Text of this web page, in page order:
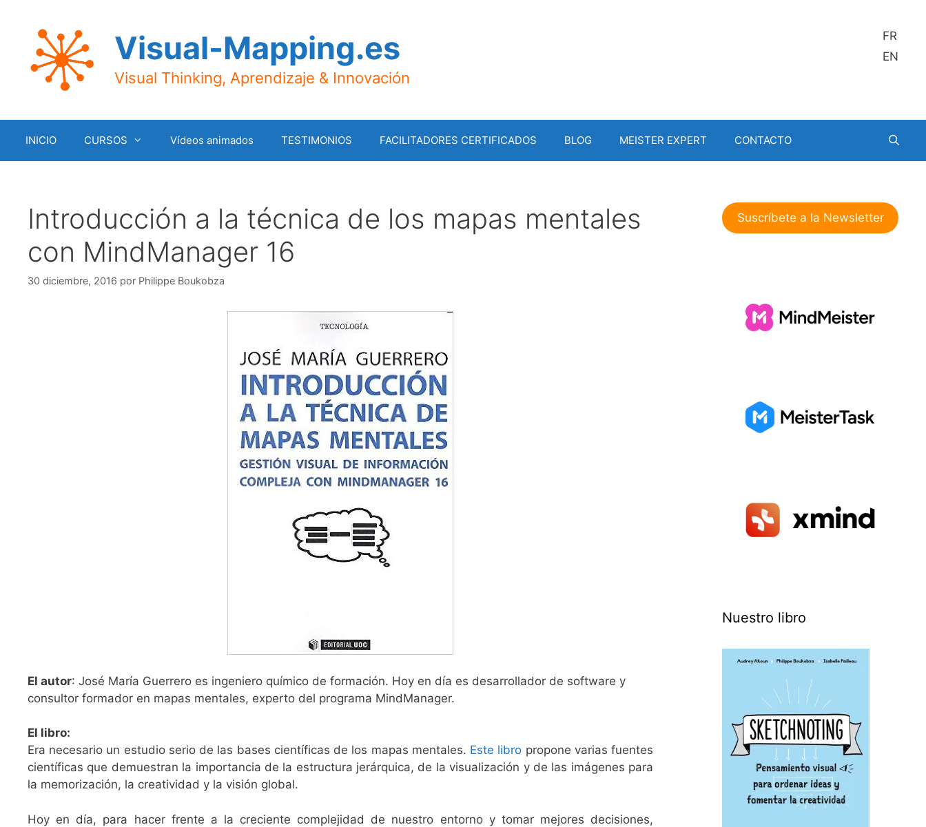
contenido
FR
EN
Visual-Mapping.es
Visual Thinking, Aprendizaje & Innovación
INICIO CURSOS Vídeos animados TESTIMONIOS FACILITADORES CERTIFICADOS BLOG MEISTER EXPERT CONTACTO
Introducción a la técnica de los mapas mentales
con MindManager 16
30 diciembre, 2016 por Philippe Boukobza
El autor: José María Guerrero es ingeniero químico de formación. Hoy en día es desarrollador de software y
consultor formador en mapas mentales, experto del programa MindManager.
El libro:
Era necesario un estudio serio de las bases científicas de los mapas mentales. Este libro propone varias fuentes
científicas que demuestran la importancia de la estructura jerárquica, de la visualización y de las imágenes para
la memorización, la creatividad y la visión global.
Hoy en día, para hacer frente a la creciente complejidad de nuestro entorno y tomar mejores decisiones,
Suscríbete a la Newsletter
Nuestro libro